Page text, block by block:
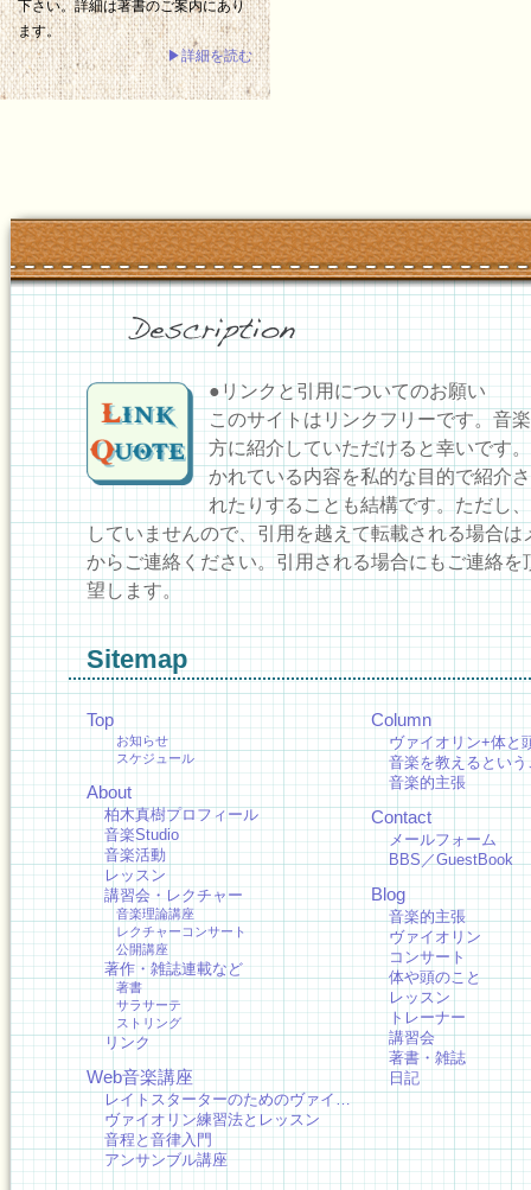
下さい。詳細は著書のご案内にあり
ます。
▶詳細を読む
●リンクと引用についてのお願い
このサイトはリンクフリーです。音
方に紹介していただけると幸いです
かれている内容を私的な目的で紹介
れたりすることも結構です。ただし
していませんので、引用を越えて転載される場合は
からご連絡ください。引用される場合にもご連絡を
望します。
Sitemap
Top
お知らせ
スケジュール
About
柏木真樹プロフィール
音楽Studio
音楽活動
レッスン
講習会・レクチャー
音楽理論講座
レクチャーコンサート
公開講座
著作・雑誌連載など
著書
サラサーテ
ストリング
リンク
Web音楽講座
レイトスターターのためのヴァイ…
ヴァイオリン練習法とレッスン
音程と音律入門
アンサンブル講座
Column
ヴァイオリン+体と
音楽を教えるという
音楽的主張
Contact
メールフォーム
BBS／GuestBook
Blog
音楽的主張
ヴァイオリン
コンサート
体や頭のこと
レッスン
トレーナー
講習会
著書・雑誌
日記